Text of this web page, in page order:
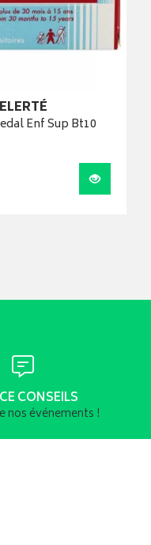
ELERTÉ
Enf Sup Bt10
Visualiser
CONSEILS
nos événements !